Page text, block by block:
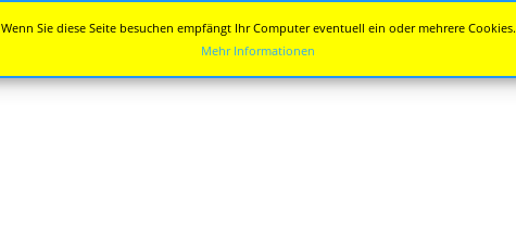
Wenn Sie diese Seite besuchen empfängt Ihr Computer eventuell ein oder mehrere Cookies.
Mehr Informationen